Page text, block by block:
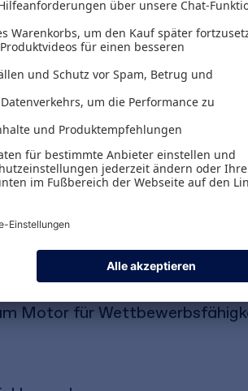
müssen
langwierige
bremsen, gerade bei
Struktur kein Widerspruch sind
Sie erfahren, wie
und
überall dort, wo
Das Buch ist ein kompakter
Motor für